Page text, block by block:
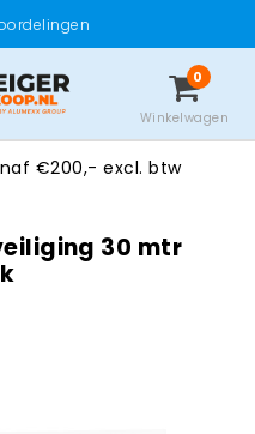
0
Winkelwagen
€200,- excl. btw
30 mtr